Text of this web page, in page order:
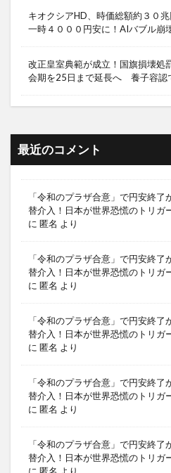
キオクシアHD、時価総額約３０
一時４０００円安に！AIバブル崩
改正皇室典範が成立！国旗損壊
会期を25日まで延長へ 養子容認
最近のコメント
「令和のプラザ合意」で円安終
替介入！日本が世界恐慌のトリガ
に 匿名 より
「令和のプラザ合意」で円安終
替介入！日本が世界恐慌のトリガ
に 匿名 より
「令和のプラザ合意」で円安終
替介入！日本が世界恐慌のトリガ
に 匿名 より
「令和のプラザ合意」で円安終
替介入！日本が世界恐慌のトリガ
に 匿名 より
「令和のプラザ合意」で円安終
替介入！日本が世界恐慌のトリガ